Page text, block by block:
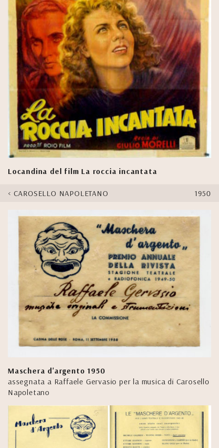
Locandina del film La roccia incantata
CAROSELLO NAPOLETANO 1950
Maschera d'argento 1950
assegnata a Raffaele Gervasio per la musica di Carosello
Napoletano